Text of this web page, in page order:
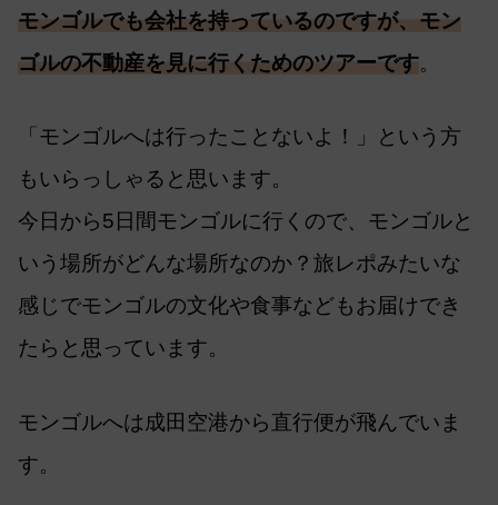
モンゴルでも会社を持っているのですが、モン
ゴルの不動産を見に行くためのツアーです。
「モンゴルへは行ったことないよ！」という方
もいらっしゃると思います。
今日から5日間モンゴルに行くので、モンゴルと
いう場所がどんな場所なのか？旅レポみたいな
感じでモンゴルの文化や食事などもお届けでき
たらと思っています。
モンゴルへは成田空港から直行便が飛んでいま
す。